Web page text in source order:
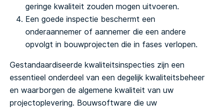
geringe kwaliteit zouden mogen uitvoeren.
Een goede inspectie beschermt een
onderaannemer of aannemer die een andere
opvolgt in bouwprojecten die in fases verlopen.
Gestandaardiseerde kwaliteitsinspecties zijn een
essentieel onderdeel van een degelijk kwaliteitsbeheer
en waarborgen de algemene kwaliteit van uw
projectoplevering. Bouwsoftware die uw